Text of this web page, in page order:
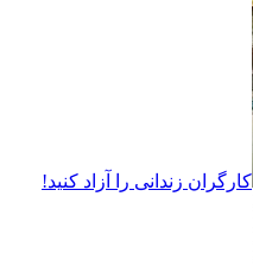
کارگران زندانى را آزاد کنيد!